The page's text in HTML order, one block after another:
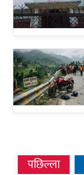
पछिल्ला